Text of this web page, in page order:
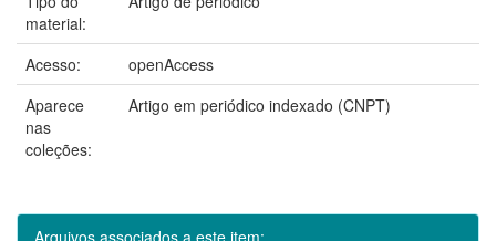
material:
Acesso:
openAccess
Aparece
nas
coleções:
Artigo em periódico indexado (CNPT)
Arquivos associados a este item: